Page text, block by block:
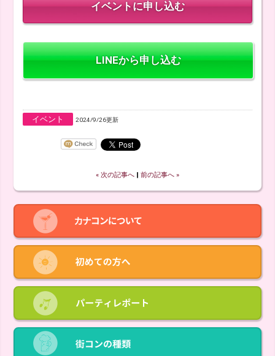
LINEから申し込む
イベント 2024/9/26更新
« 次の記事へ 前の記事へ »